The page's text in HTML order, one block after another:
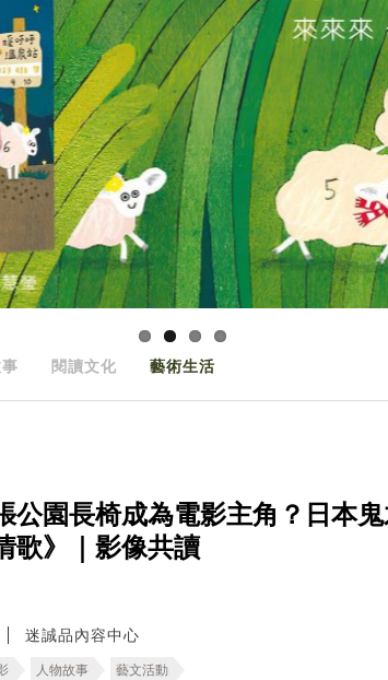
閱讀文化 藝術生活
公園長椅成為電影主角？日本
歌》｜影像共讀
迷誠品內容中心
人物故事 藝文活動